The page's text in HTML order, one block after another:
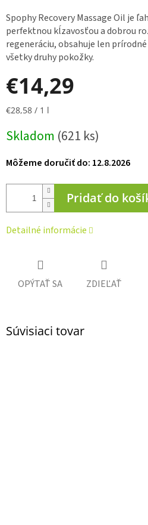
Spophy Recovery Massage Oil je
perfektnou kĺzavosťou a dobrou
regeneráciu, obsahuje len
všetky druhy pokožky.
€14,29
Jednotková
€28,58 / 1 l
Skladom (621 ks)
Môžeme doručiť do: 12.8.2026
Pridať do
Detailné informácie
OPÝTAŤ SA ZDIEĽAŤ
Súvisiaci tovar